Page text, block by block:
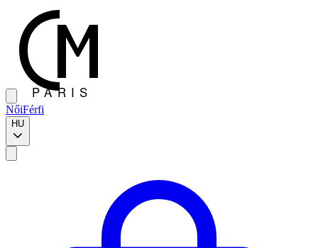
NőiFérfi
HU